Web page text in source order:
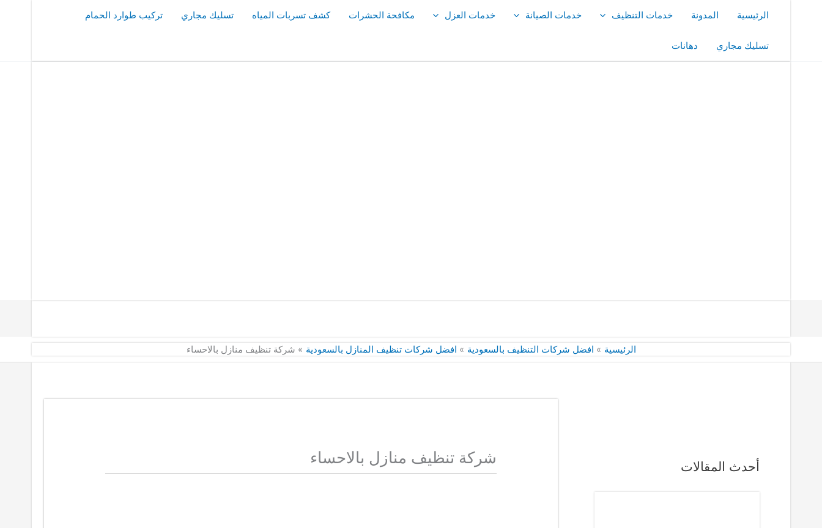
الرئيسية المدونة خدمات التنظيف خدمات الصيانة خدمات العزل مكافحة الحشرات كشف تسربات المياه تسليك مجاري تركيب طوارد الحمام
تسليك مجاري دهانات
الرئيسية افضل شركات التنظيف بالسعودية افضل شركات تنظيف المنازل بالسعودية شركة تنظيف منازل بالاحساء
أحدث المقالات شركة تنظيف منازل بالاحساء